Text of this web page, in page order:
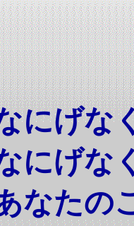
にげな
にげな
なたの